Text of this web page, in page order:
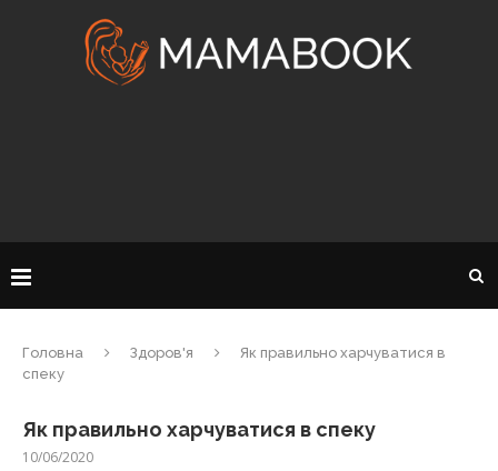
Головна Здоров'я
Як правильно харчуватися в
спеку
Як правильно харчуватися в спеку
10/06/2020